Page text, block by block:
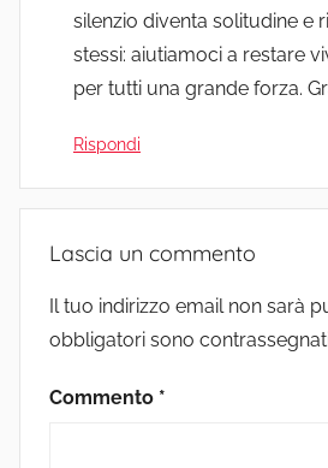
silenzio diventa solitudine e
stessi: aiutiamoci a restare
per tutti una grande forza.
Rispondi
Lascia un commento
Il tuo indirizzo email non sarà
obbligatori sono
Commento *